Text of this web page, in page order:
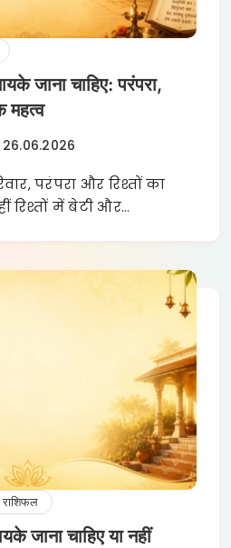
जाना चाहिए: परंपरा,
महत्व
26.06.2026
परंपरा और रिश्तों का
रिश्तों में बेटी और…
राशिफल
जाना चाहिए या नहीं